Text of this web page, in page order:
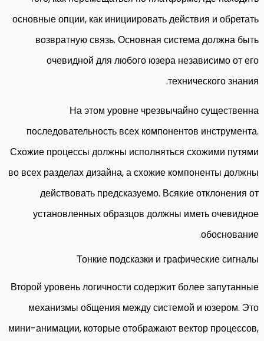
основные опции, как инициировать действия и обретать
возвратную связь. Основная система должна быть
очевидной для любого юзера независимо от его
технического знания.
На этом уровне чрезвычайно существенна
последовательность всех компонентов инструмента.
Схожие процессы должны исполняться схожими путями
во всех разделах дизайна, а схожие компоненты должны
действовать предсказуемо. Всякие отклонения от
установленных образцов должны иметь очевидное
обоснование.
Тонкие подсказки и графические сигналы
Второй уровень логичности содержит более запутанные
механизмы общения между системой и юзером. Это
мини-анимации, которые отображают вектор процессов,